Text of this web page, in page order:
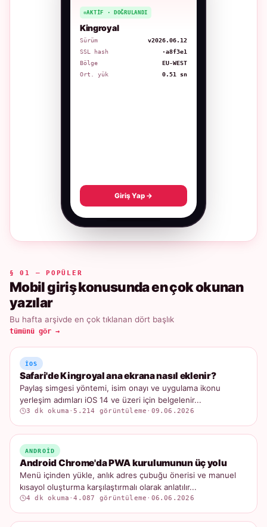
AKTIF · DOĞRULANDI
Kingroyal
Sürüm
v2026.06.12
SSL hash
·a8f3e1
Bölge
EU-WEST
Ort. yük
0.51 sn
Giriş Yap →
§ 01 — POPÜLER
Mobil giriş konusunda en çok okunan
yazılar
Bu hafta arşivde en çok tıklanan dört başlık
tümünü gör →
IOS
Safari'de Kingroyal ana ekrana nasıl eklenir?
Paylaş simgesi yöntemi, isim onayı ve uygulama ikonu
yerleşim adımları iOS 14 ve üzeri için belgelenir...
3 dk okuma ·5.214 görüntüleme · 09.06.2026
ANDROID
Android Chrome'da PWA kurulumunun üç yolu
Menü içinden yükle, anlık adres çubuğu önerisi ve manuel
kısayol oluşturma karşılaştırmalı olarak anlatılır...
4 dk okuma ·4.087 görüntüleme · 06.06.2026